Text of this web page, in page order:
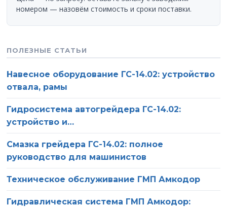
номером — назовём стоимость и сроки поставки.
ПОЛЕЗНЫЕ СТАТЬИ
Навесное оборудование ГС-14.02: устройство
отвала, рамы
Гидросистема автогрейдера ГС-14.02:
устройство и…
Смазка грейдера ГС-14.02: полное
руководство для машинистов
Техническое обслуживание ГМП Амкодор
Гидравлическая система ГМП Амкодор: